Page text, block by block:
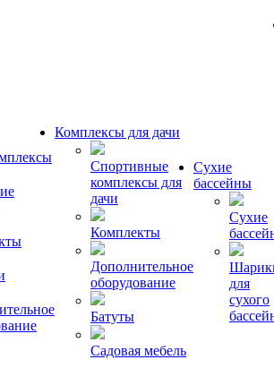
Комплексы для дачи
Спортивные
комплексы для
дачи
Комплекты
Дополнительное
оборудование
Батуты
Садовая мебель
Сухие
бассейны
Сухие
для
сухого